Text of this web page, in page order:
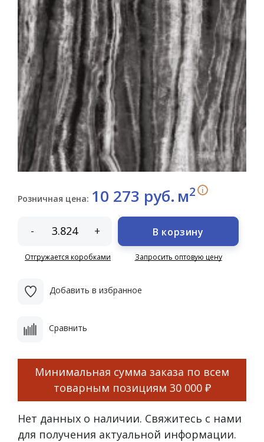
Розничная цена: 10 273 руб. м2 i
- +
Отгружается коробками
В корзину
Запросить оптовую цену
Добавить в избранное
Сравнить
Минимальная сумма заказа по всем
товарным позициям 30 000 ₽
Нет данных о наличии. Свяжитесь с нами
для получения актуальной информации.